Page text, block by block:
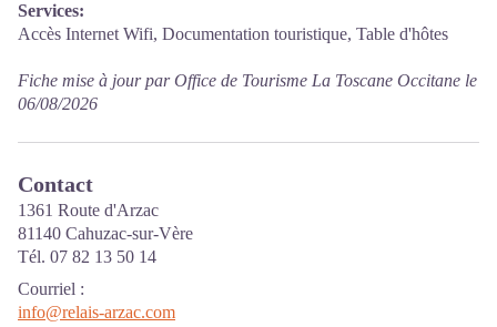
Services:
Accès Internet Wifi, Documentation touristique, Table d'hôtes
Fiche mise à jour par Office de Tourisme La Toscane Occitane le
06/08/2026
Contact
1361 Route d'Arzac
81140 Cahuzac-sur-Vère
Tél. 07 82 13 50 14
Courriel :
info@relais-arzac.com